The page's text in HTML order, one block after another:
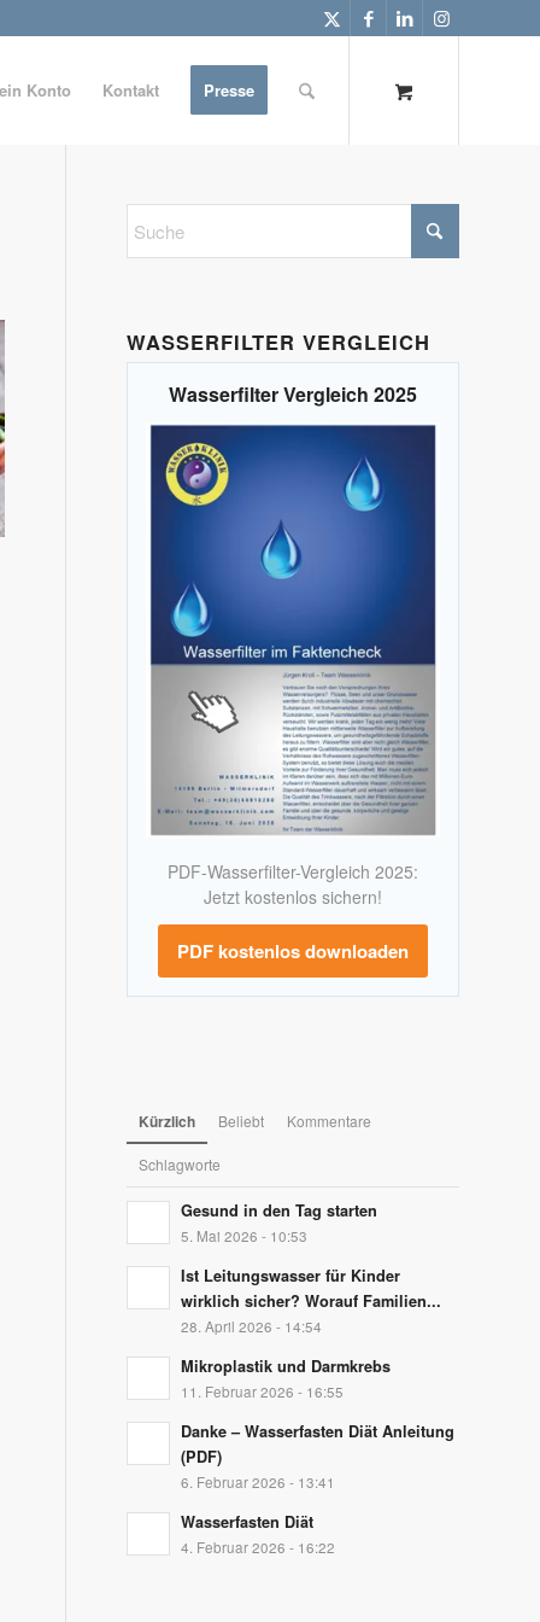
Konto Kontakt Presse
WASSERFILTER VERGLEICH
Wasserfilter Vergleich 2025
PDF-Wasserfilter-Vergleich 2025:
Jetzt kostenlos sichern!
PDF kostenlos downloaden
Kürzlich Beliebt Kommentare
Schlagworte
Gesund in den Tag starten
5. Mai 2026 - 10:53
Ist Leitungswasser für Kinder
wirklich sicher? Worauf Familien...
28. April 2026 - 14:54
Mikroplastik und Darmkrebs
11. Februar 2026 - 16:55
Danke – Wasserfasten Diät Anleitung
(PDF)
6. Februar 2026 - 13:41
Wasserfasten Diät
4. Februar 2026 - 16:22